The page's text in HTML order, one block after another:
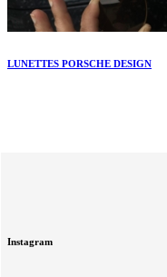
LUNETTES PORSCHE DESIGN
Instagram